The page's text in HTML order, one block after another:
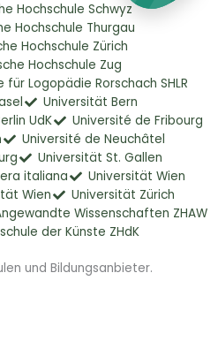
Hochschule Schwyz
Hochschule Thurgau
Hochschule Zürich
Hochschule Zug
für Logopädie Rorschach SHLR
Universität Bern
UdK
Université de Fribourg
Université de Neuchâtel
Universität St. Gallen
italiana
Universität Wien
Wien
Universität Zürich
Wissenschaften ZHAW
der Künste ZHdK
und Bildungsanbieter.